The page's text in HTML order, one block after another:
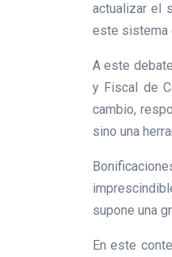
actualizar el
este sistema
A este
y Fiscal de
cambio,
sino una
supone una
En este